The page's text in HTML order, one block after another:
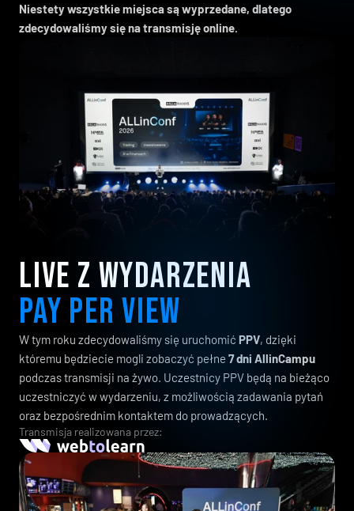
Niestety wszystkie miejsca są wyprzedane, dlatego
zdecydowaliśmy się na transmisję online.
LIVE Z WYDARZENIA
PAY PER VIEW
W tym roku zdecydowaliśmy się uruchomić PPV, dzięki
któremu będziecie mogli zobaczyć pełne 7 dni AllinCampu
podczas transmisji na żywo. Uczestnicy PPV będą na bieżąco
uczestniczyć w wydarzeniu, z możliwością zadawania pytań
oraz bezpośrednim kontaktem do prowadzących.
Transmisja realizowana przez: